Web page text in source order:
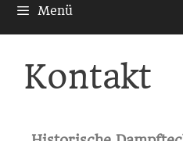
Menü
Kontakt